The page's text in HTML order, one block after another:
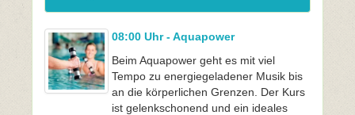
08:00 Uhr - Aquapower
Beim Aquapower geht es mit viel
Tempo zu energiegeladener Musik bis
an die körperlichen Grenzen. Der Kurs
ist gelenkschonend und ein ideales